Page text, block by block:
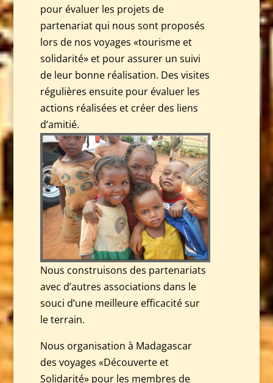
pour évaluer les projets de
partenariat qui nous sont proposés
lors de nos voyages «tourisme et
solidarité» et pour assurer un suivi
de leur bonne réalisation. Des visites
régulières ensuite pour évaluer les
actions réalisées et créer des liens
d’amitié.
Nous construisons des partenariats
avec d’autres associations dans le
souci d’une meilleure efficacité sur
le terrain.
Nous organisation à Madagascar
des voyages «Découverte et
Solidarité» pour les membres de